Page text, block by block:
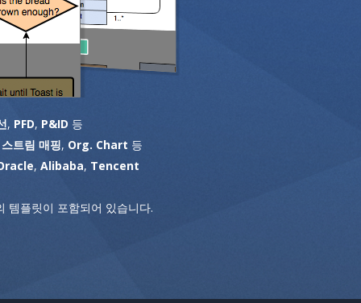
, PFD, P&ID 등
트림 매핑, Org. Chart 등
, Alibaba, Tencent
템플릿이 포함되어 있습니다.